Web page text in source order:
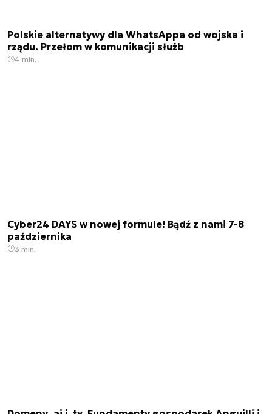
Polskie alternatywy dla WhatsAppa od wojska i
rządu. Przełom w komunikacji służb
4 min.
Cyber24 DAYS w nowej formule! Bądź z nami 7-8
października
3 min.